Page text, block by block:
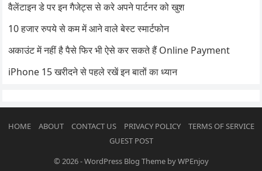
वैलेंटाइन डे पर इन गैजेट्स से करे अपने पार्टनर को खुश
10 हजार रुपये से कम में आने वाले बेस्ट स्मार्टफोन
अकाउंट में नहीं है पैसे फिर भी ऐसे कर सकते हैं Online Payment
iPhone 15 खरीदने से पहले रखें इन बातों का ध्यान
HOME ABOUT CONTACT US PRIVACY POLICY
TERMS OF SERVICE
GUEST POST
© 2026-WordPress Blog ThemebyWPEnjoy